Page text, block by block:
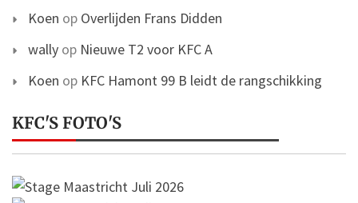
Koen op Overlijden Frans Didden
wally op Nieuwe T2 voor KFC A
Koen op KFC Hamont 99 B leidt de rangschikking
KFC'S FOTO'S